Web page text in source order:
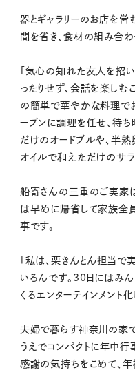
器とギャラリーのお店を営
間を省き、食材の組み合わ
「気心の知れた友人を招
ったりせず、会話を楽しむ
の簡単で華やかな料理でお
ーブンに調理を任せ、待
だけのオードブルや、半熟
オイルで和えただけのサ
船寄さんの三重のご実家
は早めに帰省して家族全
事です。
「私は、栗きんとん担当
いるんです。30日にはみ
くるエンターテインメント化
夫婦で暮らす神奈川の家
うえでコンパクトに年中行
感謝の気持ちをこめて、年